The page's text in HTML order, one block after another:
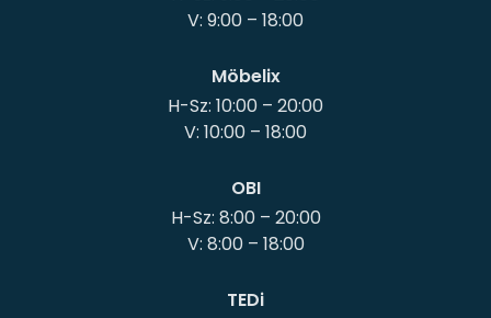
Möbelix
H-Sz: 10:00 – 20:00
OBI
H-Sz: 8:00 – 20:00
V: 8:00 – 18:00
TEDi